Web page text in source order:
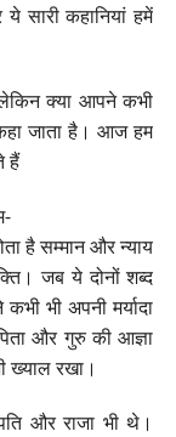
सारी कहानियां हमें
क्या आपने कभी
कहा जाता है। आज हम
हैं
है सम्मान और न्याय
जब ये दोनों शब्द
भी अपनी मर्यादा
और गुरु की आज्ञा
ख्याल रखा।
और राजा भी थे।